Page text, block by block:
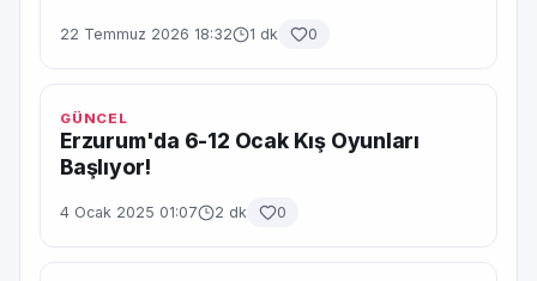
22 Temmuz 2026 18:32 1 dk 0
GÜNCEL
Erzurum'da 6-12 Ocak Kış Oyunları
Başlıyor!
4 Ocak 2025 01:07 2 dk 0